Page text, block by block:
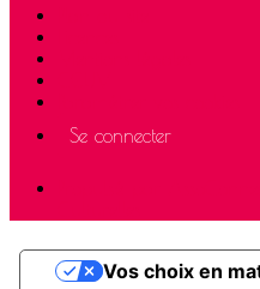
Se connecter
Vos choix en